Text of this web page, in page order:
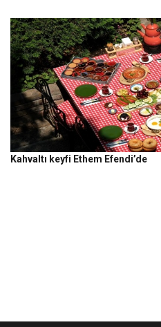
Kahvaltı keyfi Ethem Efendi’de